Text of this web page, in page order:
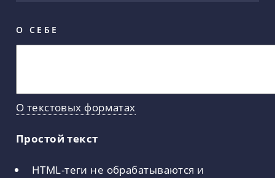
О СЕБЕ
О текстовых форматах
Простой текст
HTML-теги не обрабатываются и